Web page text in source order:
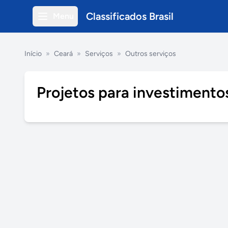
Classificados Brasil
Início » Ceará » Serviços » Outros serviços
Projetos para